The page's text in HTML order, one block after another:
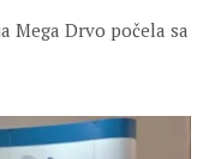
Mega Drvo počela sa